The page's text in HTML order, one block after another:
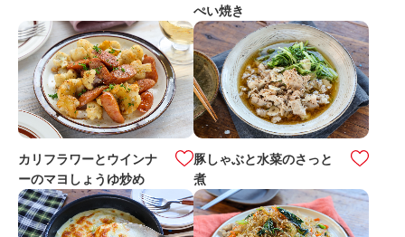
ぺい焼き
カリフラワーとウインナ
ーのマヨしょうゆ炒め
豚しゃぶと水菜のさっと
煮